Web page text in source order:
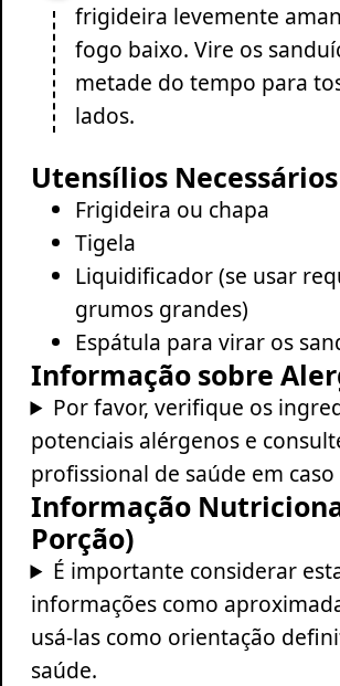
frigideira levemente
fogo baixo. Vire os
metade do tempo para
lados.
Utensílios Necessários
Frigideira ou chapa
Tigela
Liquidificador (se usar
grumos grandes)
Espátula para virar os
Informação sobre
Por favor, verifique os
potenciais alérgenos e
profissional de saúde em
Informação
Porção)
É importante considerar
informações como
usá-las como orientação
saúde.